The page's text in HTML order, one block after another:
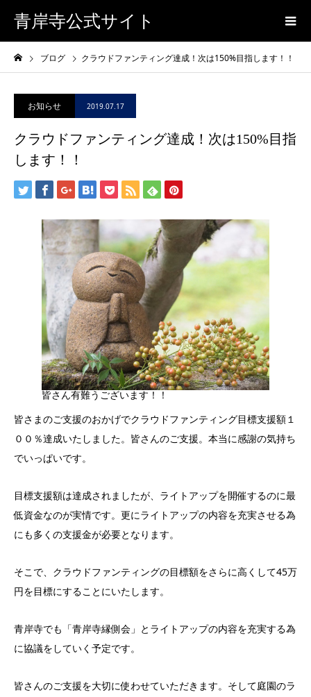
青岸寺公式サイト
ブログ クラウドファンティング達成！次は150%目指します！！
お知らせ 2019.07.17
クラウドファンティング達成！次は150%目指
します！！
皆さん有難うございます！！
皆さまのご支援のおかげでクラウドファンティング目標支援額１
００％達成いたしました。皆さんのご支援。本当に感謝の気持ち
でいっぱいです。
目標支援額は達成されましたが、ライトアップを開催するのに最
低資金なのが実情です。更にライトアップの内容を充実させる為
にも多くの支援金が必要となります。
そこで、クラウドファンティングの目標額をさらに高くして45万
円を目標にすることにいたします。
青岸寺でも「青岸寺縁側会」とライトアップの内容を充実する為
に協議をしていく予定です。
皆さんのご支援を大切に使わせていただきます。そして庭園のラ